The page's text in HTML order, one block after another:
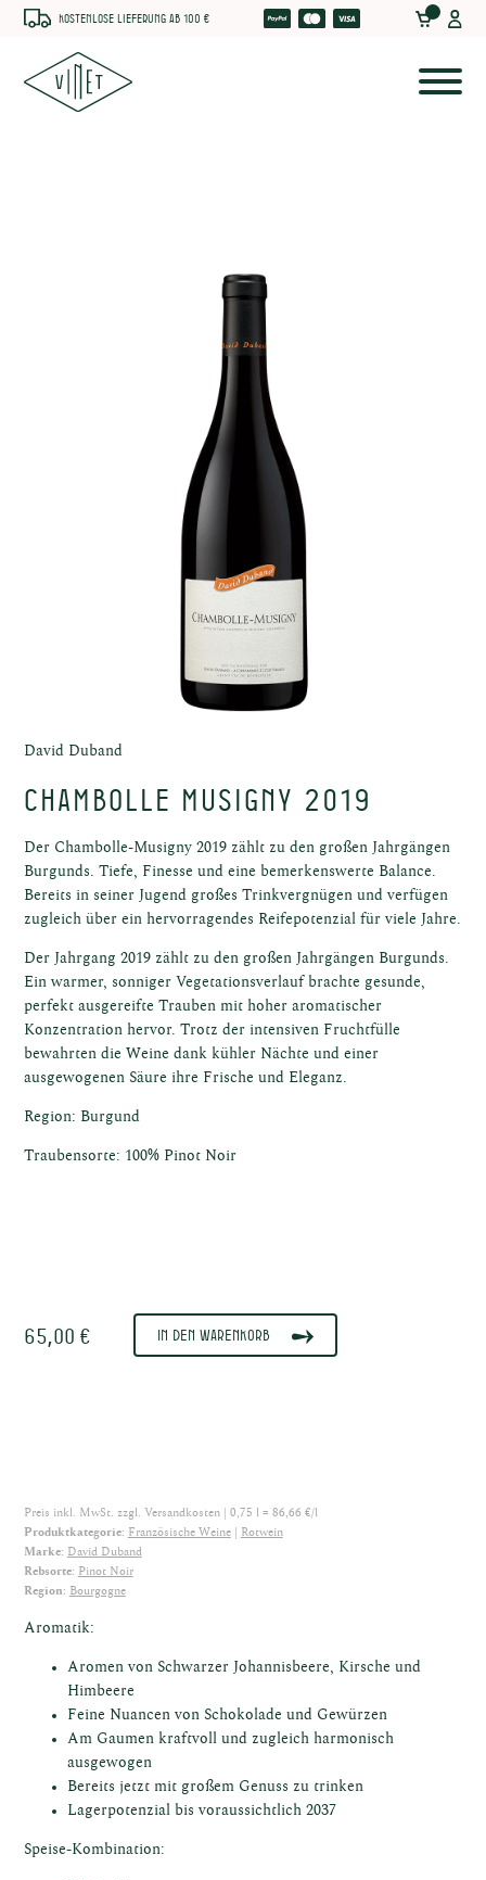
Kostenlose Lieferung ab 100 €
David Duband
Chambolle Musigny 2019
Der Chambolle-Musigny 2019 zählt zu den großen Jahrgängen
Burgunds. Tiefe, Finesse und eine bemerkenswerte Balance.
Bereits in seiner Jugend großes Trinkvergnügen und verfügen
zugleich über ein hervorragendes Reifepotenzial für viele Jahre.
Der Jahrgang 2019 zählt zu den großen Jahrgängen Burgunds.
Ein warmer, sonniger Vegetationsverlauf brachte gesunde,
perfekt ausgereifte Trauben mit hoher aromatischer
Konzentration hervor. Trotz der intensiven Fruchtfülle
bewahrten die Weine dank kühler Nächte und einer
ausgewogenen Säure ihre Frische und Eleganz.
Region: Burgund
Traubensorte: 100% Pinot Noir
65,00 € In den Warenkorb
Preis inkl. MwSt. zzgl. Versandkosten| 0,75 l = 86,66 €/l
Produktkategorie: Französische Weine
Rotwein
Marke: David Duband
Rebsorte: Pinot Noir
Region: Bourgogne
Aromatik:
Aromen von Schwarzer Johannisbeere, Kirsche und
Himbeere
Feine Nuancen von Schokolade und Gewürzen
Am Gaumen kraftvoll und zugleich harmonisch
ausgewogen
Bereits jetzt mit großem Genuss zu trinken
Lagerpotenzial bis voraussichtlich 2037
Speise-Kombination: